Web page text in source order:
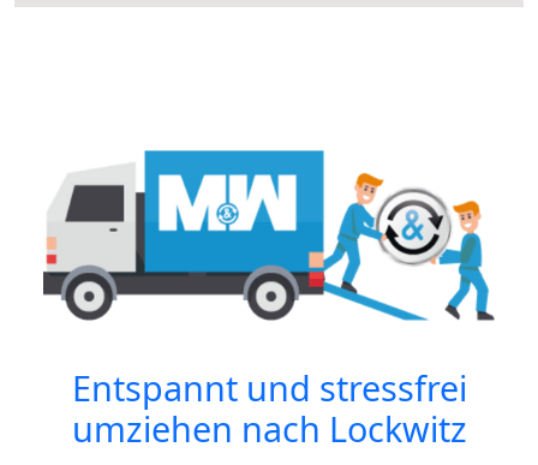
Entspannt und stressfrei
umziehen nach Lockwitz